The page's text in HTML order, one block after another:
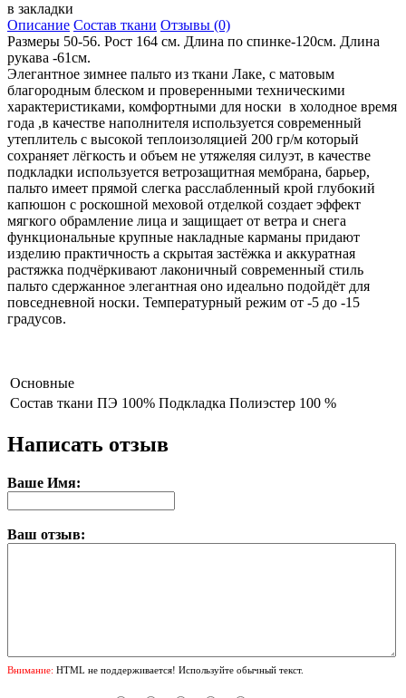
в закладки
Описание Состав ткани Отзывы (0)
Размеры 50-56. Рост 164 см. Длина по спинке-120см. Длина
рукава -61см.
Элегантное зимнее пальто из ткани Лаке, с матовым
благородным блеском и проверенными техническими
характеристиками, комфортными для носки в холодное время
года ,в качестве наполнителя используется современный
утеплитель с высокой теплоизоляцией 200 гр/м который
сохраняет лёгкость и объем не утяжеляя силуэт, в качестве
подкладки используется ветрозащитная мембрана, барьер,
пальто имеет прямой слегка расслабленный крой глубокий
капюшон с роскошной меховой отделкой создает эффект
мягкого обрамление лица и защищает от ветра и снега
функциональные крупные накладные карманы придают
изделию практичность а скрытая застёжка и аккуратная
растяжка подчёркивают лаконичный современный стиль
пальто сдержанное элегантная оно идеально подойдёт для
повседневной носки. Температурный режим от -5 до -15
градусов.
Основные
Состав ткани ПЭ 100% Подкладка Полиэстер 100 %
Написать отзыв
Ваше Имя:
Ваш отзыв:
Внимание: HTML не поддерживается! Используйте обычный текст.